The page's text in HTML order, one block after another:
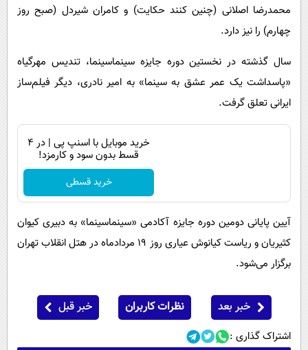
محمدرضا اصلانی (چنین کنند حکایت) و کامران شیردل (صبح روز
چهارم) را نیز دارد.
سال گذشته در نخستین دوره جایزه سینماسینما، تندیس مهرگیاه
«پاسداشت یک‌ عمر عشق به سینما» به امیر نادری، دیگر فیلم‌ساز
ایرانی تعلق‌ گرفت.
خرید موبایل با اسنپ پی | در ۴
قسط بدون سود و کارمزد!
خرید قسطی
آیین پایانی دومین دوره جایزه آکادمی «سینماسینما» به دبیری کیوان
کثیریان و ریاست کیانوش عیاری روز ۱۹ مردادماه در هتل انقلاب تهران
برگزار می‌شود.
خبر بعد نظرات کاربران خبر قبل
اشتراک گذاری :